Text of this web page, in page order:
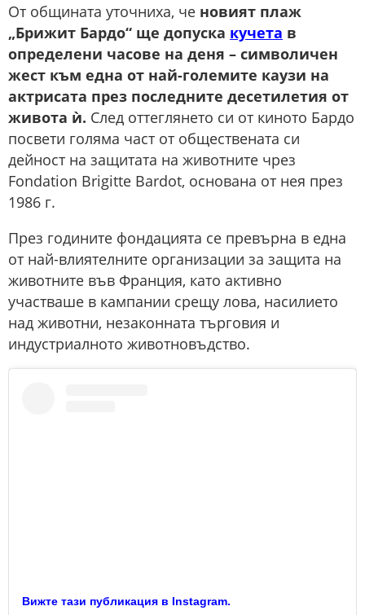
От общината уточниха, че новият плаж
„Брижит Бардо“ ще допуска кучета в
определени часове на деня – символичен
жест към една от най-големите каузи на
актрисата през последните десетилетия от
живота ѝ. След оттеглянето си от киното Бардо
посвети голяма част от обществената си
дейност на защитата на животните чрез
Fondation Brigitte Bardot, основана от нея през
1986 г.
През годините фондацията се превърна в една
от най-влиятелните организации за защита на
животните във Франция, като активно
участваше в кампании срещу ловa, насилието
над животни, незаконната търговия и
индустриалното животновъдство.
Вижте тази публикация в Instagram.